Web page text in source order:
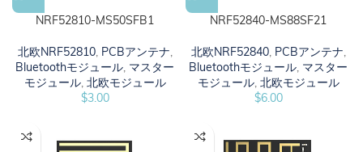
NRF52810-MS50SFB1
北欧NRF52810, PCBアンテナ,
Bluetoothモジュール, マスター
モジュール, 北欧モジュール
$3.00
NRF52840-MS88SF21
北欧NRF52840, PCBアンテナ,
Bluetoothモジュール, マスター
モジュール, 北欧モジュール
$6.00